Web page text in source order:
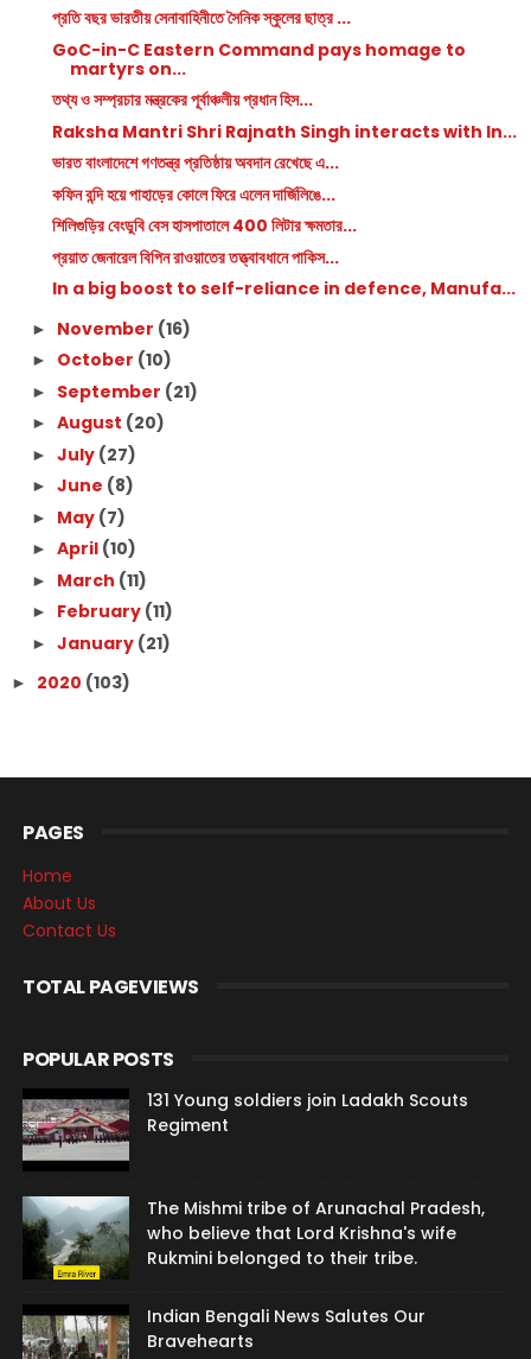
প্রতি বছর ভারতীয় সেনাবাহিনীতে সৈনিক স্কুলের ছাত্র ...
GoC-in-C Eastern Command pays homage to
martyrs on...
তথ্য ও সম্প্রচার মন্ত্রকের পূর্বাঞ্চলীয় প্রধান হিস...
Raksha Mantri Shri Rajnath Singh interacts with In...
ভারত বাংলাদেশে গণতন্ত্র প্রতিষ্ঠায় অবদান রেখেছে এ...
কফিন বন্দি হয়ে পাহাড়ের কোলে ফিরে এলেন দার্জিলিঙে...
শিলিগুড়ির বেংডুবি বেস হাসপাতালে 400 লিটার ক্ষমতার...
প্রয়াত জেনারেল বিপিন রাওয়াতের তত্ত্বাবধানে পাকিস...
In a big boost to self-reliance in defence, Manufa...
► November (16)
► October (10)
► September (21)
► August (20)
► July (27)
► June (8)
► May (7)
► April (10)
► March (11)
► February (11)
► January (21)
► 2020 (103)
PAGES
Home
About Us
Contact Us
TOTAL PAGEVIEWS
POPULAR POSTS
131 Young soldiers join Ladakh Scouts
Regiment
The Mishmi tribe of Arunachal Pradesh,
who believe that Lord Krishna's wife
Rukmini belonged to their tribe.
Indian Bengali News Salutes Our
Bravehearts